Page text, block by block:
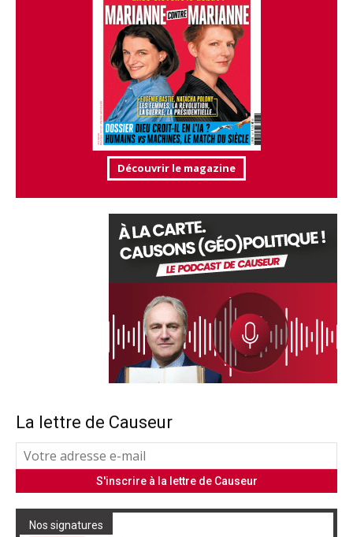
Découvrir le magazine
La lettre de Causeur
Nos signatures